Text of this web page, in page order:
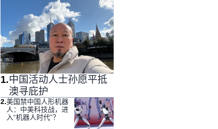
1.中国活动人士孙愿平抵
澳寻庇护
2.美国禁中国人形机器
人：中美科技战，进
入“机器人时代”？